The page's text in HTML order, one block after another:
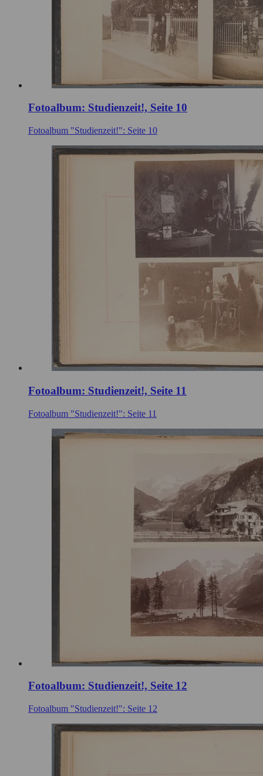
Fotoalbum: Studienzeit!, Seite 10
Fotoalbum "Studienzeit!": Seite 10
Fotoalbum: Studienzeit!, Seite 11
Fotoalbum "Studienzeit!": Seite 11
Fotoalbum: Studienzeit!, Seite 12
Fotoalbum "Studienzeit!": Seite 12